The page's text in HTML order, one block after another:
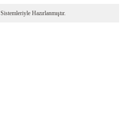
Sistemleriyle Hazırlanmıştır.